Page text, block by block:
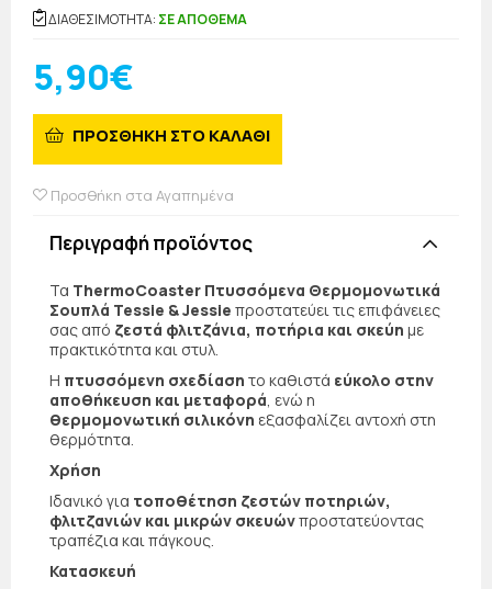
ΔΙΑΘΕΣΙΜΟΤΗΤΑ: ΣΕ ΑΠΟΘΕΜΑ
5,90€
ΠΡΟΣΘΗΚΗ ΣΤΟ ΚΑΛΑΘΙ
Προσθήκη στα Αγαπημένα
Περιγραφή προϊόντος
Τα ThermoCoaster Πτυσσόμενα Θερμομονωτικά
Σουπλά Tessie & Jessie προστατεύει τις επιφάνειες
σας από ζεστά φλιτζάνια, ποτήρια και σκεύη με
πρακτικότητα και στυλ.
Η πτυσσόμενη σχεδίαση το καθιστά εύκολο στην
αποθήκευση και μεταφορά , ενώ η
θερμομονωτική σιλικόνη εξασφαλίζει αντοχή στη
θερμότητα.
Χρήση
Ιδανικό για τοποθέτηση ζεστών ποτηριών,
φλιτζανιών και μικρών σκευώνπροστατεύοντας
τραπέζια και πάγκους.
Κατασκευή